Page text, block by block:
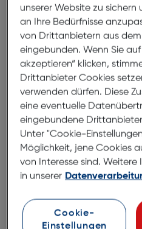
Produktbeschreibung
Beurer Zubehör
für BM 40 / BM 26
ArtNr.: 829988481
Ersatzmanschette
Die Manschette
dem Beurer
40.
Für Oberarmumfänge
unserer Website zu sichern
an Ihre Bedürfnisse
von Drittanbietern aus
eingebunden. Wenn Sie auf
akzeptieren“ klicken,
Drittanbieter Cookies
verwenden dürfen. Diese
eine eventuelle
eingebundene Drittanbieter
Unter "Cookie-
Möglichkeit, jene Cookies
von Interesse sind.
in unserer
Cookie-
Einstellungen